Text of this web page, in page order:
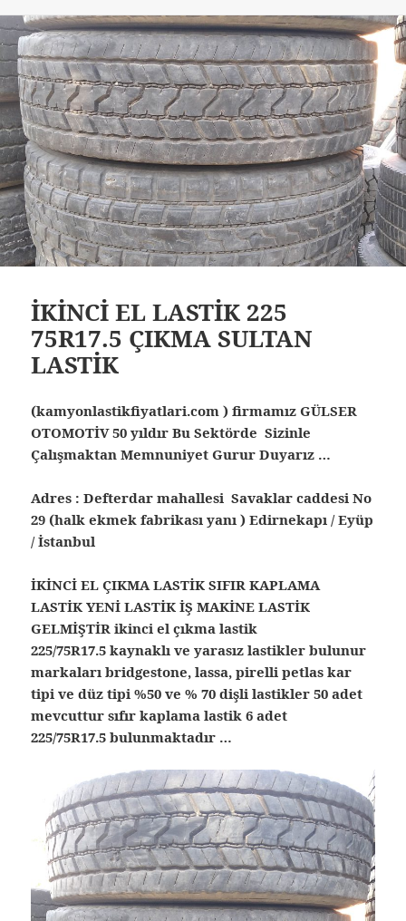
İKİNCİ EL LASTİK 225
75R17.5 ÇIKMA SULTAN
LASTİK
(kamyonlastikfiyatlari.com ) firmamız GÜLSER
OTOMOTİV 50 yıldır Bu Sektörde Sizinle
Çalışmaktan Memnuniyet Gurur Duyarız …
Adres : Defterdar mahallesi Savaklar caddesi No
29 (halk ekmek fabrikası yanı ) Edirnekapı / Eyüp
/ İstanbul
İKİNCİ EL ÇIKMA LASTİK SIFIR KAPLAMA
LASTİK YENİ LASTİK İŞ MAKİNE LASTİK
GELMİŞTİR ikinci el çıkma lastik
225/75R17.5 kaynaklı ve yarasız lastikler bulunur
markaları bridgestone, lassa, pirelli petlas kar
tipi ve düz tipi %50 ve % 70 dişli lastikler 50 adet
mevcuttur sıfır kaplama lastik 6 adet
225/75R17.5 bulunmaktadır …